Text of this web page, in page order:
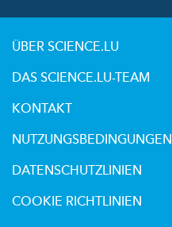
ÜBER SCIENCE.LU
DAS SCIENCE.LU-TEAM
KONTAKT
NUTZUNGSBEDINGUNGEN
DATENSCHUTZLINIEN
COOKIE RICHTLINIEN